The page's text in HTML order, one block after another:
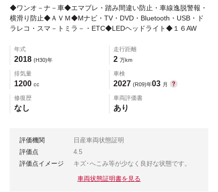
◆ワンオ－ナ－車◆エマブレ・踏み間違い防止・車線逸脱警報・
横滑り防止◆ＡＶＭ◆Mナビ・TV・DVD・Bluetooth・USB・ド
ラレコ・スマ－トミラ－・ETC◆LEDヘッドライト◆１６AW
年式
2018 (H30)年
走行距離
2 万km
排気量
1200 cc
車検
2027 (R09)年03 月
修復歴
なし
車両評価書
あり
評価機関
日産車両状態証明
評価点
4.5
評価点イメージ
キズ･へこみ等が少なく良好な状態です。
車両状態証明書を見る